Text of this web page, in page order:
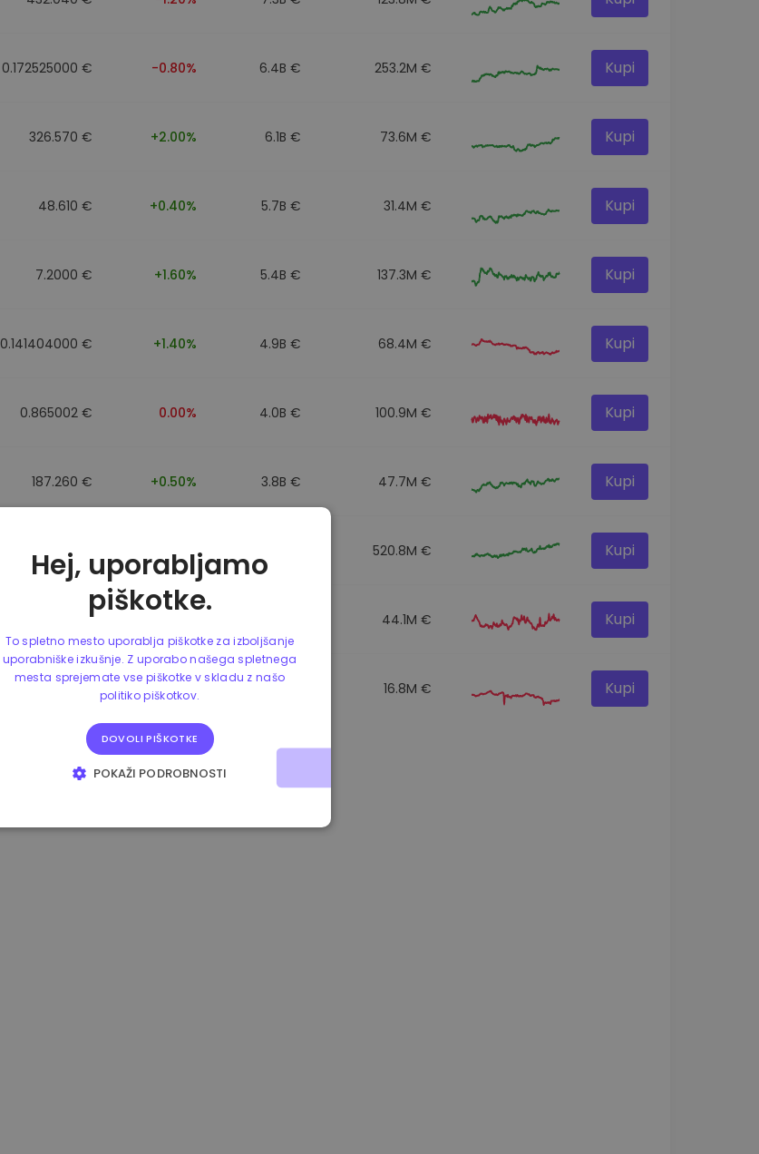
0.172525000 € -0.80% 6.4B € 253.2M € Kupi
326.570 € +2.00% 6.1B € 73.6M € Kupi
48.610 € +0.40% 5.7B € 31.4M € Kupi
7.2000 € +1.60% 5.4B € 137.3M € Kupi
0.141404000 € +1.40% 4.9B € 68.4M € Kupi
0.865002 € 0.00% 4.0B € 100.9M € Kupi
187.260 € +0.50% 3.8B € 47.7M € Kupi
0.864902 € 0.00% 520.8M € Kupi
0.864733 € 44.1M € Kupi
1.180000 € +1.90% 16.8M € Kupi
Hej, uporabljamo
piškotke.
To spletno mesto uporablja piškotke za izboljšanje
uporabniške izkušnje. Z uporabo našega spletnega
mesta sprejemate vse piškotke v skladu z našo
politiko piškotkov.
DOVOLI PIŠKOTKE
POKAŽI PODROBNOSTI